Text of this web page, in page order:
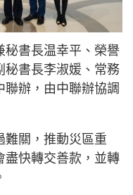
秘書長温幸平、榮譽
秘書長李淑媛、常務
辦，由中聯辦協調
難關，推動災區重
盡快轉交善款，並轉